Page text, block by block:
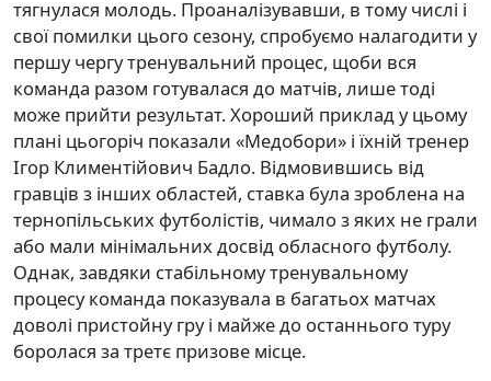
тягнулася молодь. Проаналізувавши, в тому числі і
свої помилки цього сезону, спробуємо налагодити у
першу чергу тренувальний процес, щоби вся
команда разом готувалася до матчів, лише тоді
може прийти результат. Хороший приклад у цьому
плані цьогоріч показали «Медобори» і їхній тренер
Ігор Климентійович Бадло. Відмовившись від
гравців з інших областей, ставка була зроблена на
тернопільських футболістів, чимало з яких не грали
або мали мінімальних досвід обласного футболу.
Однак, завдяки стабільному тренувальному
процесу команда показувала в багатьох матчах
доволі пристойну гру і майже до останнього туру
боролася за третє призове місце.